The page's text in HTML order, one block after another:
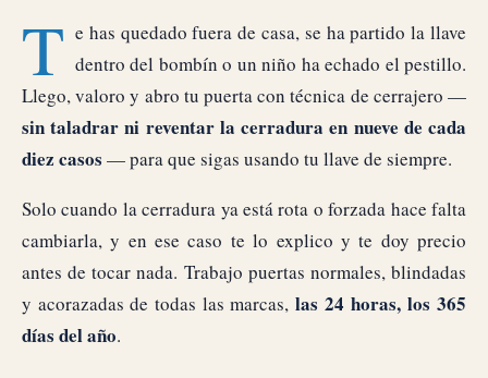
T e has quedado fuera de casa, se ha partido la llave
dentro del bombín o un niño ha echado el pestillo.
Llego, valoro y abro tu puerta con técnica de cerrajero —
sin taladrar ni reventar la cerradura en nueve de cada
diez casos — para que sigas usando tu llave de siempre.
Solo cuando la cerradura ya está rota o forzada hace falta
cambiarla, y en ese caso te lo explico y te doy precio
antes de tocar nada. Trabajo puertas normales, blindadas
y acorazadas de todas las marcas, las 24 horas, los 365
días del año.